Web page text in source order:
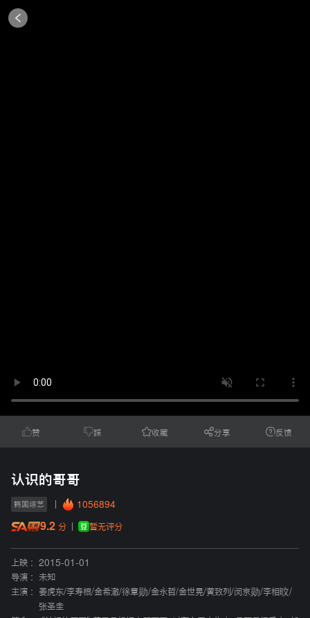
赞 踩 收藏 分享 反馈
认识的哥哥
韩国综艺 1056894
9.2 分 暂无评分
上映 :
2015-01-01
导演 :
未知
主演 :
姜虎东/李寿根/金希澈/徐章勋/金永哲/金世晃/黄致列 /闵京勋/李相旼/
张圣圭